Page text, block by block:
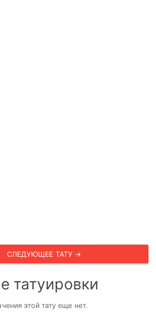
СЛЕДУЮЩЕЕ ТАТУ →
татуировки
этой тату еще нет.